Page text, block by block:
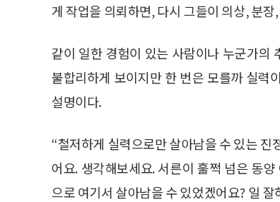
게 작업을 의뢰하면, 다시 그들이 의상, 분
같이 일한 경험이 있는 사람이나 누군가의
불합리하게 보이지만 한 번은 모를까 실력
설명이다.
“철저하게 실력으로만 살아남을 수 있는 진
어요. 생각해보세요. 서른이 훌쩍 넘은 동
으로 여기서 살아남을 수 있었겠어요? 일